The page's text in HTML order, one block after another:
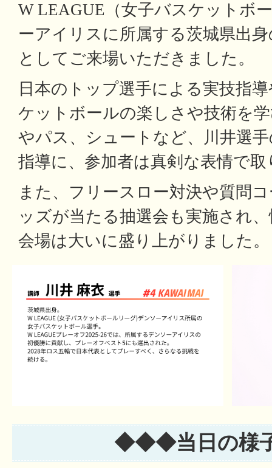
W LEAGUE（女子バスケットボ
ーアイリスに所属する茨城県出
としてご来場いただきました。
日本のトップ選手による実技指
ケットボールの楽しさや技術を
やパス、シュートなど、川井選
指導に、参加者は真剣な表情で
また、フリースロー対決や質問
ッズが当たる抽選会も実施され
会場は大いに盛り上がりました。
◆◆◆当日の